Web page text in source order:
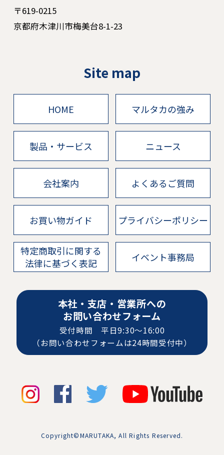
〒619-0215
京都府木津川市梅美台8-1-23
Site map
HOME マルタカの強み
製品・サービス ニュース
会社案内 よくあるご質問
お買い物ガイド プライバシーポリシー
特定商取引に関する
法律に基づく表記
イベント事務局
本社・支店・営業所への
お問い合わせフォーム
受付時間 平日9:30〜16:00
（お問い合わせフォームは24時間受付中）
Copyright©MARUTAKA, All Rights Reserved.